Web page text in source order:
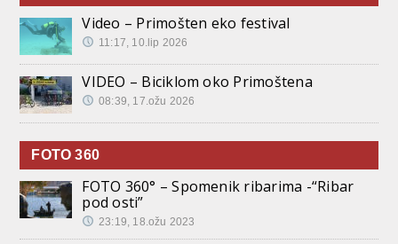
Video – Primošten eko festival
11:17, 10.lip 2026
VIDEO – Biciklom oko Primoštena
08:39, 17.ožu 2026
FOTO 360
FOTO 360° – Spomenik ribarima -“Ribar
pod osti”
23:19, 18.ožu 2023